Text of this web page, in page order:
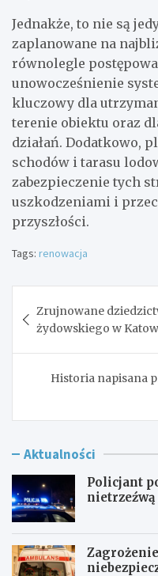
Jednakże, to nie są
zaplanowane na
równolegle
unowocześnienie
kluczowy dla
terenie obiektu oraz
działań. Dodatkowo,
schodów i tarasu
zabezpieczenie tych
uszkodzeniami i
przyszłości.
Tags: renowacja
wpisu
Zrujnowane
żydowskiego w
Historia napisana
Aktualności
Policjant